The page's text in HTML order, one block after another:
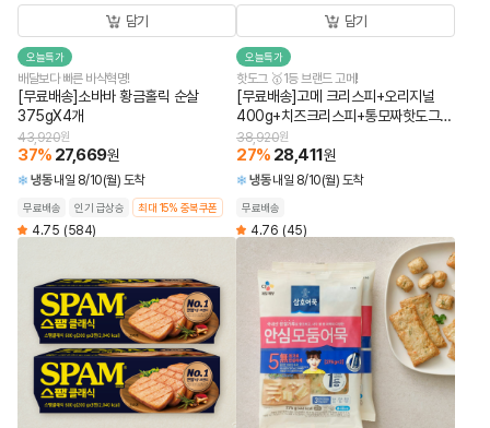
담기
오늘특가
배달보다 빠른 바삭혁명!
[무료배송]소바바 황금홀릭 순살
375gX4개
43,920원
37% 27,669원
냉동 내일 8/10(월) 도착
무료배송 인기 급상승 최대 15% 중복쿠폰
4.75 (584)
담기
오늘특가
핫도그 🥇1등 브랜드 고메!
[무료배송]고메 크리스피+오리지널
400g+치즈크리스피+통모짜핫도그
340g (총 4개)
38,920원
27% 28,411원
냉동 내일 8/10(월) 도착
무료배송
4.76 (45)